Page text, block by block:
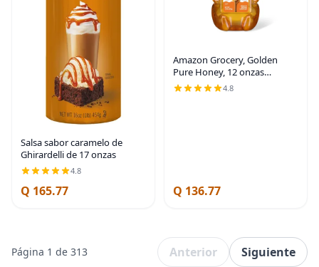
Salsa sabor caramelo de
Ghirardelli de 17 onzas
4.8
Q 165.77
Amazon Grocery, Golden
Pure Honey, 12 onzas
(anteriormente Amazon
Fresh, el embalaje puede
4.8
Q 136.77
Página 1 de 313 Anterior Siguiente